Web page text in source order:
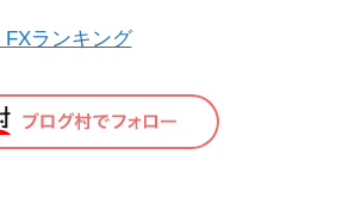
FXランキング